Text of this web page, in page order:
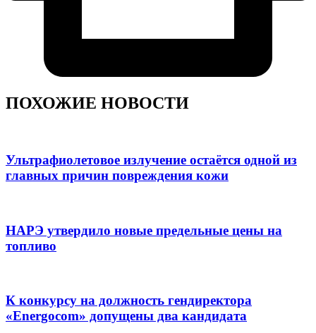
ПОХОЖИЕ НОВОСТИ
Ультрафиолетовое излучение остаётся одной из
главных причин повреждения кожи
НАРЭ утвердило новые предельные цены на
топливо
К конкурсу на должность гендиректора
«Energocom» допущены два кандидата